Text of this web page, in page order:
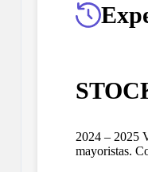
2024 – 2025
mayoristas.